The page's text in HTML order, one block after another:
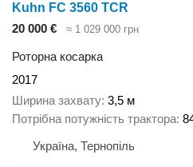
Kuhn FC 3560 TCR
20 000 €
≈ 1 029 000 грн
Роторна косарка
2017
Ширина захвату 3,5 м
Потрібна потужність трактора
Україна, Тернопіль